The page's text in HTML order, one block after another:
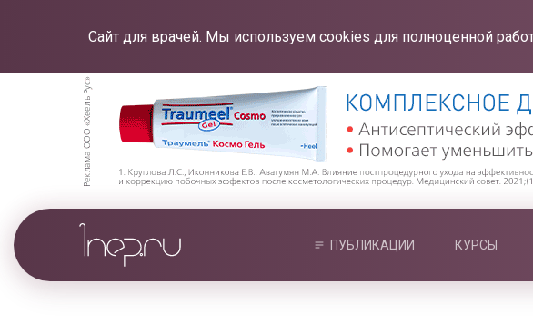
Сайт для врачей. Мы используем cookies для полноценной
ПУБЛИКАЦИИ КУРСЫ